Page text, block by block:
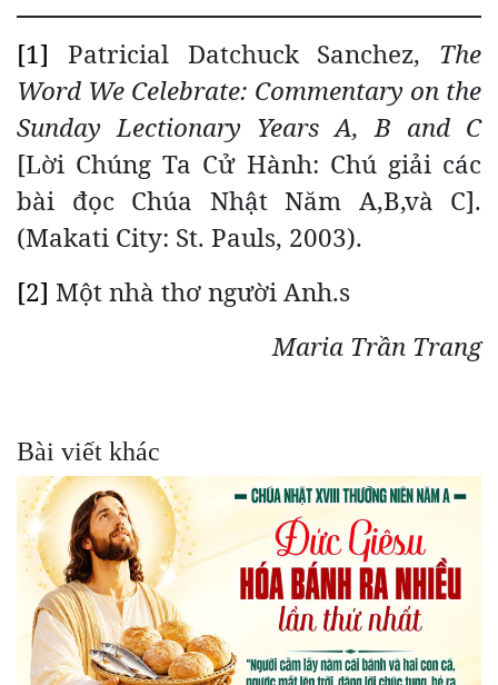
[1] Patricial Datchuck Sanchez, The
Word We Celebrate: Commentary on the
Sunday Lectionary Years A, B and C
[Lời Chúng Ta Cử Hành: Chú giải các
bài đọc Chúa Nhật Năm A,B,và C].
(Makati City: St. Pauls, 2003).
[2] Một nhà thơ người Anh.s
Maria Trần Trang
Bài viết khác